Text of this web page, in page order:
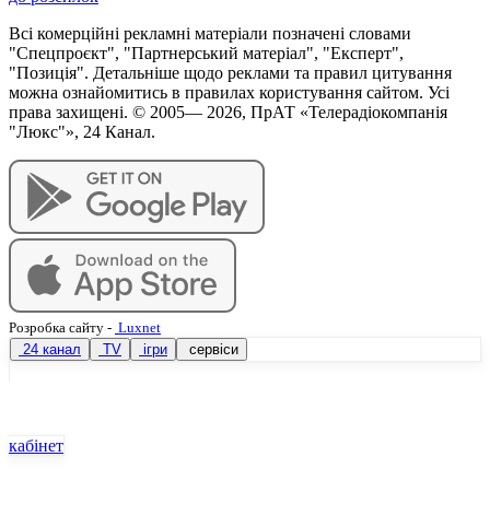
Всі комерційні рекламні матеріали позначені словами
"Спецпроєкт", "Партнерський матеріал", "Експерт",
"Позиція". Детальніше щодо реклами та правил цитування
можна ознайомитись в правилах користування сайтом. Усі
права захищені. © 2005— 2026, ПрАТ «Телерадіокомпанія
"Люкс"», 24 Канал.
Розробка сайту - Luxnet
24 канал
TV ігри сервіси
кабінет